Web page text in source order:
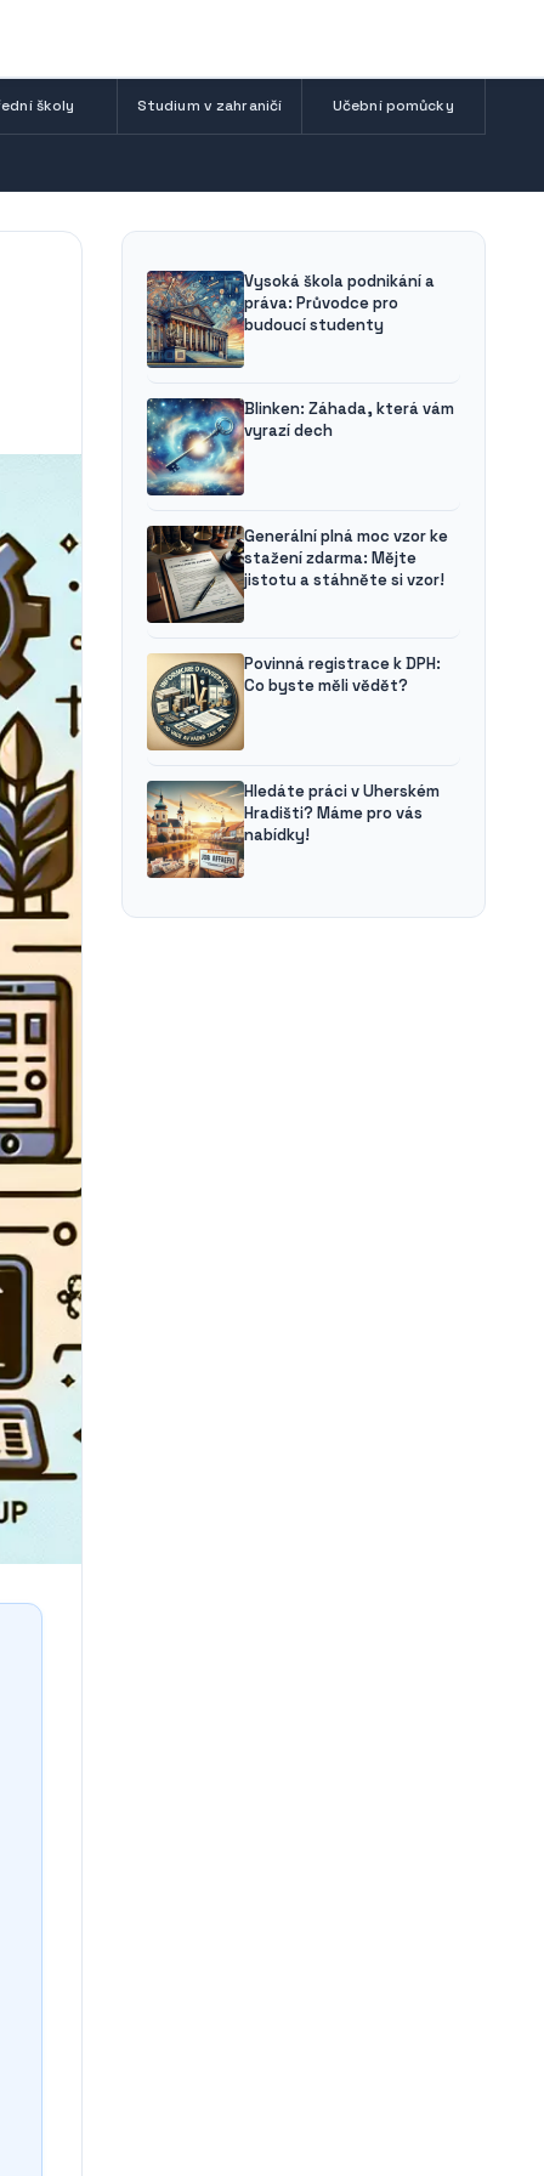
školy Studium v zahraničí Učební pomůcky
Vysoká škola podnikání a
práva: Průvodce pro
budoucí studenty
Blinken: Záhada, která vám
vyrazí dech
Generální plná moc vzor ke
stažení zdarma: Mějte
jistotu a stáhněte si vzor!
Povinná registrace k DPH:
Co byste měli vědět?
Hledáte práci v Uherském
Hradišti? Máme pro vás
nabídky!